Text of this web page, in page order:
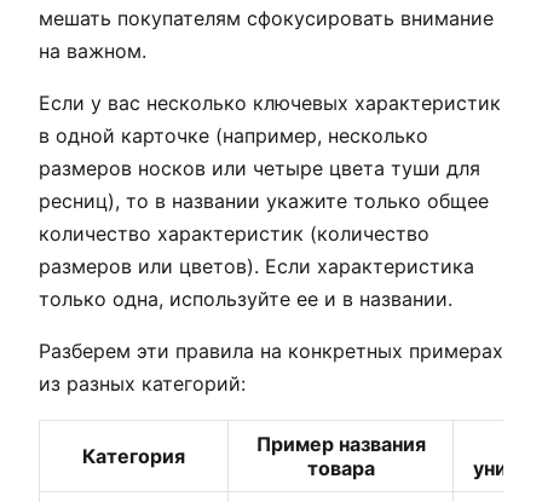
мешать покупателям сфокусировать внимание
на важном.
Если у вас несколько ключевых характеристик
в одной карточке (например, несколько
размеров носков или четыре цвета туши для
ресниц), то в названии укажите только общее
количество характеристик (количество
размеров или цветов). Если характеристика
только одна, используйте ее и в названии.
Разберем эти правила на конкретных примерах
из разных категорий:
Категория
Пример названия
товара